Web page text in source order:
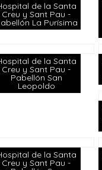
de la Santa
Creu y Sant Pau -
La Purísima
de la Santa
Creu y Sant Pau -
Pabellón San
Leopoldo
de la Santa
Creu y Sant Pau -